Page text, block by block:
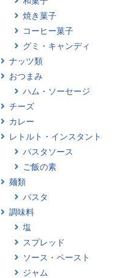
焼き菓子
コーヒー菓子
グミ・キャンディ
ナッツ類
おつまみ
ハム・ソーセージ
チーズ
カレー
レトルト・インスタント
パスタソース
ご飯の素
麺類
パスタ
調味料
塩
スプレッド
ソース・ペースト
ジャム